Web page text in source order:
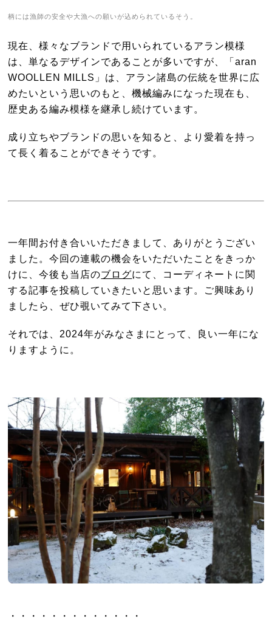
柄には漁師の安全や大漁への願いが込められているそう。
現在、様々なブランドで用いられているアラン模様
は、単なるデザインであることが多いですが、「aran
WOOLLEN MILLS」は、アラン諸島の伝統を世界に広
めたいという思いのもと、機械編みになった現在も、
歴史ある編み模様を継承し続けています。
成り立ちやブランドの思いを知ると、より愛着を持っ
て長く着ることができそうです。
一年間お付き合いいただきまして、ありがとうござい
ました。今回の連載の機会をいただいたことをきっか
けに、今後も当店のブログにて、コーディネートに関
する記事を投稿していきたいと思います。ご興味あり
ましたら、ぜひ覗いてみて下さい。
それでは、2024年がみなさまにとって、良い一年にな
りますように。
・・・・・・・・・・・・・